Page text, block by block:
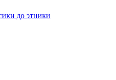
до этники